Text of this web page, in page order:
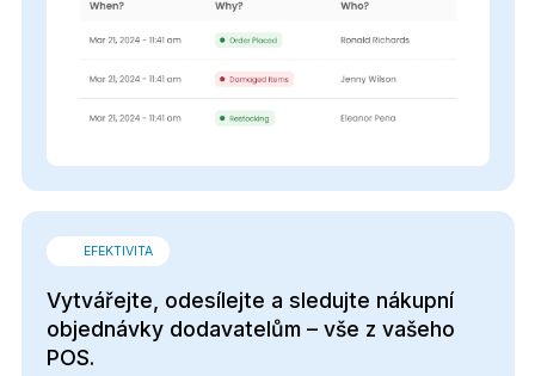
EFEKTIVITA
Vytvářejte, odesílejte a sledujte nákupní
objednávky dodavatelům – vše z vašeho
POS.